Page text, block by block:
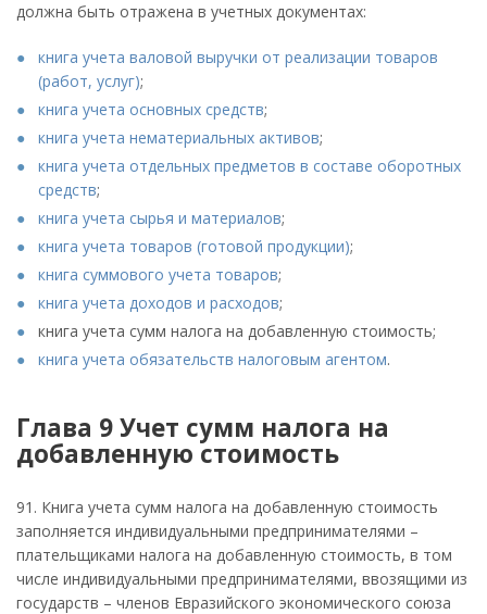
должна быть отражена в учетных документах:
книга учета валовой выручки от реализации товаров
(работ, услуг);
книга учета основных средств;
книга учета нематериальных активов;
книга учета отдельных предметов в составе оборотных
средств;
книга учета сырья и материалов;
книга учета товаров (готовой продукции);
книга суммового учета товаров;
книга учета доходов и расходов;
книга учета сумм налога на добавленную стоимость;
книга учета обязательств налоговым агентом.
Глава 9 Учет сумм налога на
добавленную стоимость
91. Книга учета сумм налога на добавленную стоимость
заполняется индивидуальными предпринимателями –
плательщиками налога на добавленную стоимость, в том
числе индивидуальными предпринимателями, ввозящими из
государств – членов Евразийского экономического союза